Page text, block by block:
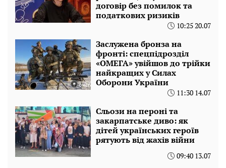
договір без помилок та
податкових ризиків
10:25 20.07
Заслужена бронза на
фронті: спецпідрозділ
«ОМЕГА» увійшов до трійки
найкращих у Силах
Оборони України
11:30 14.07
Сльози на пероні та
закарпатське диво: як
дітей українських героїв
рятують від жахів війни
09:40 13.07